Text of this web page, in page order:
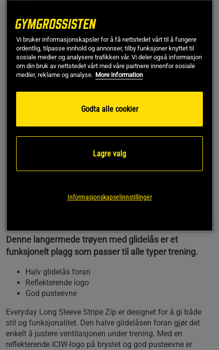
Kjøp
SKU #13687-486R | EAN7340145519979
Long Sleeve Stripe Zip fra ICANIWILL.
Les mer
Denne langermede trøyen med glidelås er et
funksjonelt plagg som passer til alle typer trening.
Halv glidelås foran
Reflekterende logo
God pusteevne
Everyday Long Sleeve Stripe Zip er designet for å gi både
stil og funksjonalitet. Den halve glidelåsen foran gjør det
enkelt å justere ventilasjonen under trening. Med en
reflekterende ICIW-logo på brystet og god pusteevne er
Vi bruker informasjonskapsler for å få nettstedet vårt til å fungere
ordentlig, tilpasse innhold og annonser, tilby funksjoner knyttet til
sosiale medier og analysere trafikken vår. Vi deler også informasjon
om din bruk av nettstedet vårt med våre partnere innenfor sosiale
medier, reklame og analyse. More information
Godta alle cookier
Lagre valg
Informasjonskapselinnstillinger